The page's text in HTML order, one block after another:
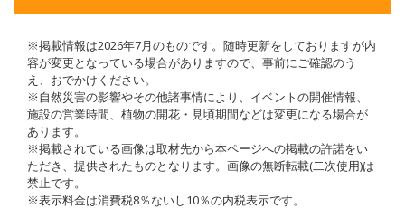
※掲載情報は2026年7月のものです。随時更新をしておりますが内
容が変更となっている場合がありますので、事前にご確認のう
え、おでかけください。
※自然災害の影響やその他諸事情により、イベントの開催情報、
施設の営業時間、植物の開花・見頃期間などは変更になる場合が
あります。
※掲載されている画像は取材先から本ページへの掲載の許諾をい
ただき、提供されたものとなります。画像の無断転載(二次使用)は
禁止です。
※表示料金は消費税8％ないし10％の内税表示です。